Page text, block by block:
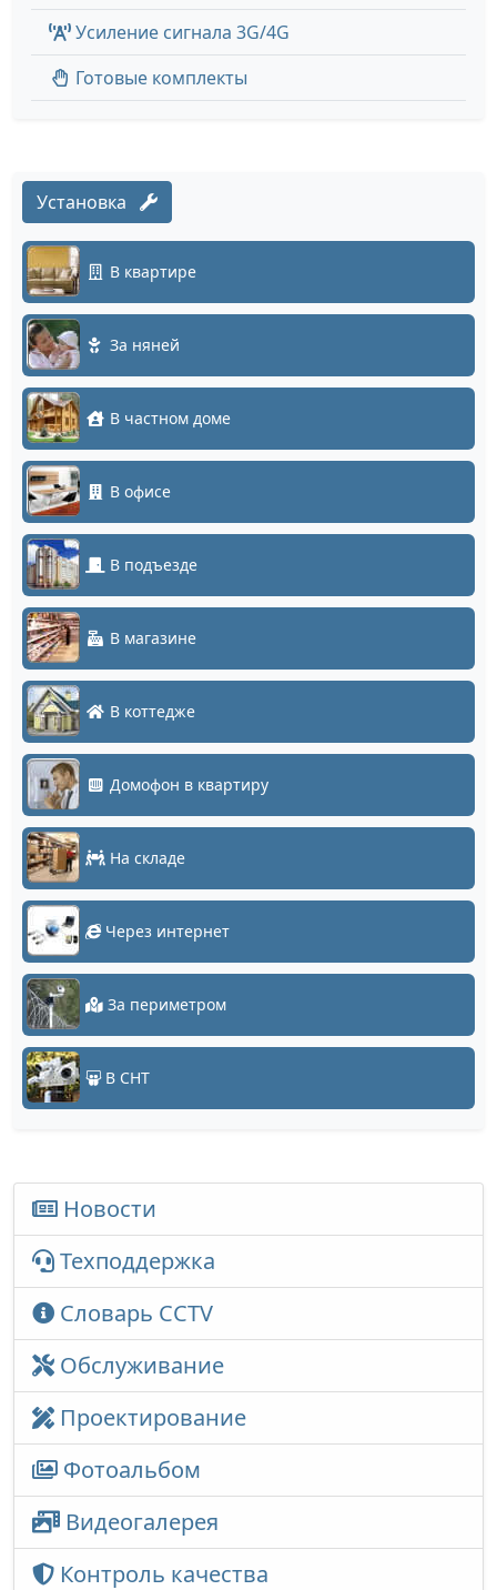
Усиление сигнала 3G/4G
Готовые комплекты
Установка
В квартире
За няней
В частном доме
В офисе
В подъезде
В магазине
В коттедже
Домофон в квартиру
На складе
Через интернет
За периметром
В СНТ
Новости
Техподдержка
Словарь CCTV
Обслуживание
Проектирование
Фотоальбом
Видеогалерея
Контроль качества